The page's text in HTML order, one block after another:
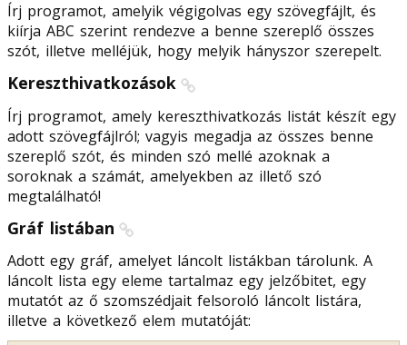
Írj programot, amelyik végigolvas egy szövegfájlt, és
kiírja ABC szerint rendezve a benne szereplő összes
szót, illetve melléjük, hogy melyik hányszor szerepelt.
Kereszthivatkozások
Írj programot, amely kereszthivatkozás listát készít egy
adott szövegfájlról; vagyis megadja az összes benne
szereplő szót, és minden szó mellé azoknak a
soroknak a számát, amelyekben az illető szó
megtalálható!
Gráf listában
Adott egy gráf, amelyet láncolt listákban tárolunk. A
láncolt lista egy eleme tartalmaz egy jelzőbitet, egy
mutatót az ő szomszédjait felsoroló láncolt listára,
illetve a következő elem mutatóját: